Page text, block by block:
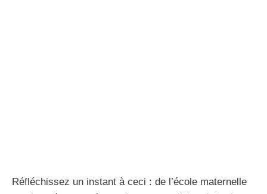
Réfléchissez un instant à ceci : de l’école maternelle